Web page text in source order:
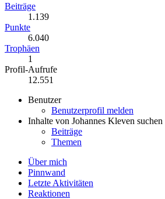
Beiträge
1.139
Punkte
6.040
Trophäen
1
Profil-Aufrufe
12.551
Benutzer
Benutzerprofil melden
Inhalte von Johannes Kleven suchen
Beiträge
Themen
Über mich
Pinnwand
Letzte Aktivitäten
Reaktionen